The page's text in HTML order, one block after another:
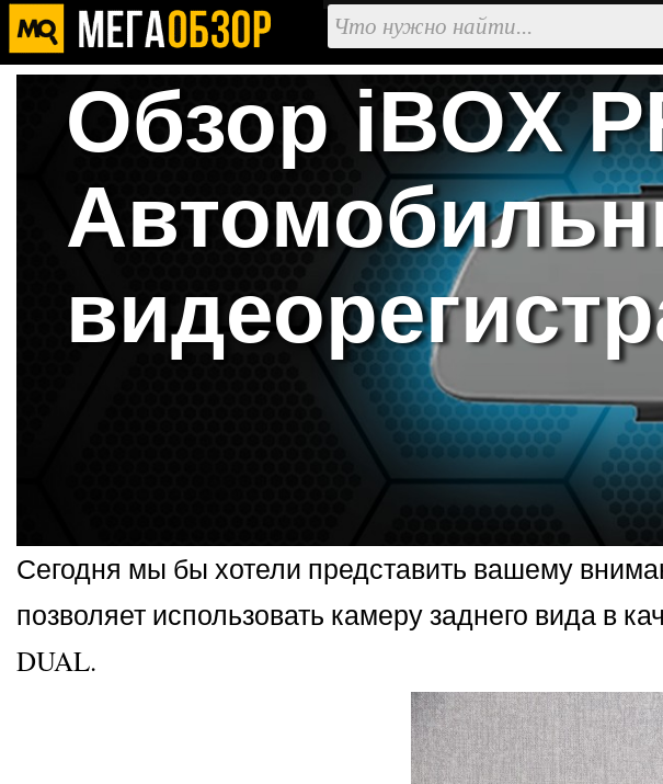
Обзор iBOX
Сегодня мы бы хотели представить вашему
позволяет использовать камеру заднего вида в
DUAL.